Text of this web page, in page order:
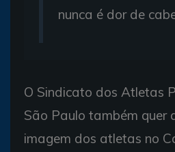
nunca é dor de
O Sindicato dos Atletas
São Paulo também quer
imagem dos atletas no